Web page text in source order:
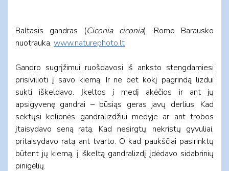
Baltasis gandras (Ciconia ciconia). Romo Barausko
nuotrauka. www.naturephoto.lt
Gandro sugrįžimui ruošdavosi iš anksto stengdamiesi
prisivilioti į savo kiemą. Ir ne bet kokį pagrindą lizdui
sukti iškeldavo. Įkeltos į medį akėčios ir ant jų
apsigyvenę gandrai – būsiąs geras javų derlius. Kad
sektųsi kelionės gandralizdžiui medyje ar ant trobos
įtaisydavo seną ratą. Kad nesirgtų, nekristų gyvuliai,
pritaisydavo ratą ant tvarto. O kad paukščiai pasirinktų
būtent jų kiemą, į iškeltą gandralizdį įdėdavo sidabrinių
pinigėlių.